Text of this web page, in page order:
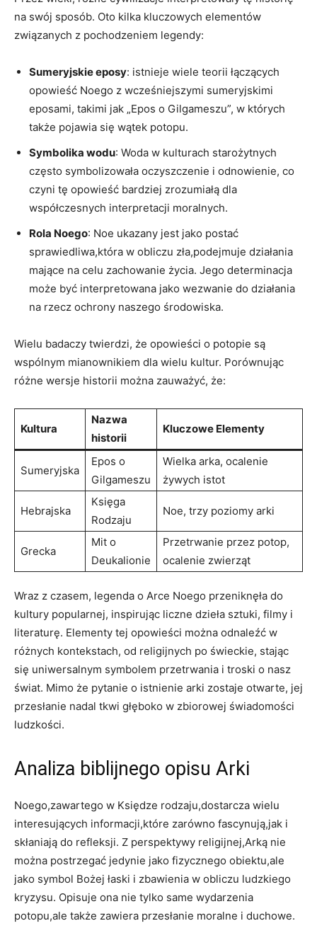
na‌ swój sposób.‍ Oto kilka kluczowych elementów
związanych z ⁢pochodzeniem legendy:
Sumeryjskie ⁤eposy: istnieje wiele ​teorii łączących
opowieść Noego ⁢z wcześniejszymi ‍sumeryjskimi
eposami, takimi jak „Epos o Gilgameszu”, w których
także pojawia się wątek potopu.
Symbolika⁤ wodu: Woda w kulturach starożytnych
często symbolizowała oczyszczenie i odnowienie, co
czyni‍ tę opowieść bardziej zrozumiałą dla‍
współczesnych interpretacji ‍moralnych.
Rola Noego: Noe ukazany jest jako postać⁢
sprawiedliwa,która w obliczu‍ zła,podejmuje działania
mające‍ na celu zachowanie‍ życia. Jego determinacja
może być⁢ interpretowana jako wezwanie ‍do działania
na ‍rzecz ochrony naszego środowiska.
Wielu badaczy⁢ twierdzi, że opowieści o potopie są
wspólnym mianownikiem dla wielu kultur. Porównując
różne‍ wersje historii można zauważyć, że:
Kultura
Nazwa
historii
Kluczowe‍ Elementy
Sumeryjska
Epos​ o
Gilgameszu
Wielka arka, ocalenie
żywych⁤ istot
Hebrajska
Księga
Rodzaju
Noe, trzy poziomy ⁤arki
Grecka
Mit o ​
Deukalionie
Przetrwanie przez potop,
ocalenie zwierząt
Wraz z czasem, legenda o Arce‍ Noego przeniknęła do
kultury popularnej, ⁢inspirując liczne dzieła sztuki, filmy i⁣
literaturę. Elementy tej opowieści można odnaleźć w
różnych kontekstach, od religijnych po świeckie, stając
się uniwersalnym symbolem ‍przetrwania i troski‌ o nasz⁢
świat. ‌Mimo że⁤ pytanie o istnienie arki zostaje otwarte, ⁢jej
przesłanie nadal tkwi‌ głęboko w zbiorowej⁣ świadomości
ludzkości.
Analiza biblijnego ⁢opisu Arki
⁢Noego,zawartego w ⁣Księdze rodzaju,dostarcza wielu
interesujących informacji,które zarówno fascynują,jak i
skłaniają ⁢do refleksji. Z perspektywy religijnej,Arką nie
można postrzegać jedynie jako fizycznego obiektu,ale
jako‌ symbol Bożej łaski i⁣ zbawienia w⁣ obliczu ludzkiego
⁤kryzysu. Opisuje ona nie ​tylko ⁣same wydarzenia
potopu,ale także zawiera‌ przesłanie moralne i duchowe.